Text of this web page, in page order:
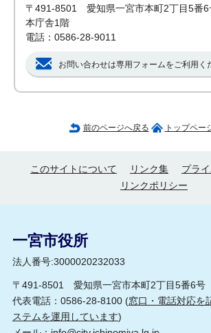
〒491-8501 愛知県一宮市本町2丁目5番
本庁舎1階
電話：0586-28-9011
お問い合わせは専用フォームをご利用く
前のページへ戻る トップペー
このサイトについて リンク集
プラ
リンクポリシー
一宮市役所
法人番号:3000020232033
〒491-8501 愛知県一宮市本町2丁目5番6号
代表電話：0586-28-8100 (窓口・電話対応を
ステムを運用しています)